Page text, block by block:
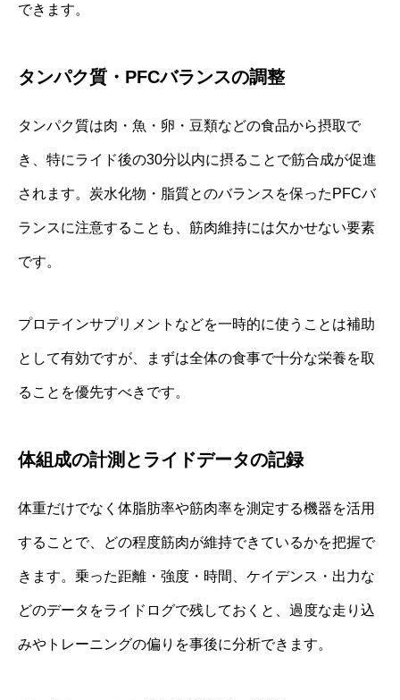
できます。
タンパク質・PFCバランスの調整
タンパク質は肉・魚・卵・豆類などの食品から摂取で
き、特にライド後の30分以内に摂ることで筋合成が促進
されます。炭水化物・脂質とのバランスを保ったPFCバ
ランスに注意することも、筋肉維持には欠かせない要素
です。
プロテインサプリメントなどを一時的に使うことは補助
として有効ですが、まずは全体の食事で十分な栄養を取
ることを優先すべきです。
体組成の計測とライドデータの記録
体重だけでなく体脂肪率や筋肉率を測定する機器を活用
することで、どの程度筋肉が維持できているかを把握で
きます。乗った距離・強度・時間、ケイデンス・出力な
どのデータをライドログで残しておくと、過度な走り込
みやトレーニングの偏りを事後に分析できます。